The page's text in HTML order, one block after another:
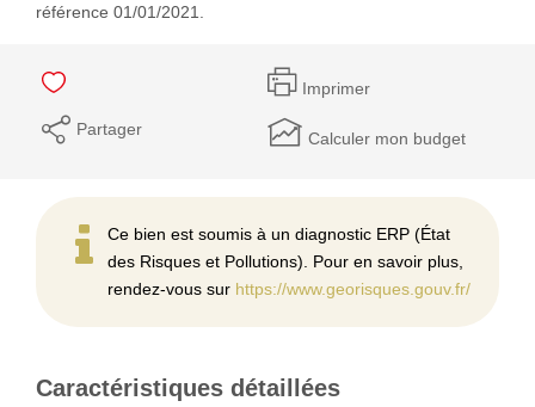
référence 01/01/2021.
Imprimer
Partager Calculer mon budget
Ce bien est soumis à un diagnostic ERP (État
des Risques et Pollutions). Pour en savoir plus,
rendez-vous sur https://www.georisques.gouv.fr/
Caractéristiques détaillées